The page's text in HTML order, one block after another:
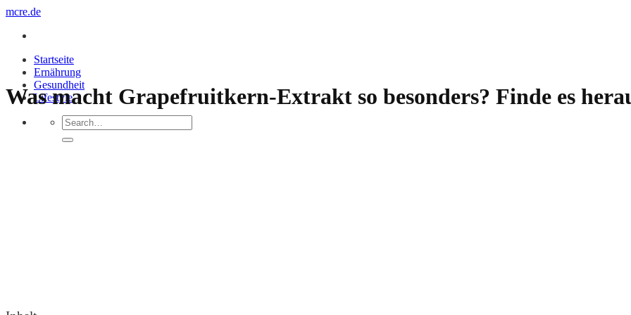
Zum
springen
mcre.de
Startseite
Ernährung
Gesundheit
Lifestyle
Was macht Grapefruitkern-Extrakt so besonders? Finde es